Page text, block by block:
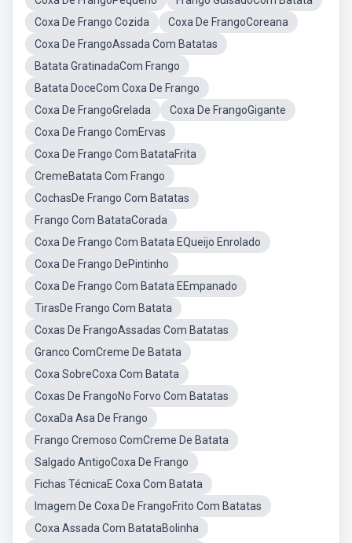
Coxa De Frango Cozida
Coxa De FrangoCoreana
Coxa De FrangoAssada Com Batatas
Batata GratinadaCom Frango
Batata DoceCom Coxa De Frango
Coxa De FrangoGrelada
Coxa De FrangoGigante
Coxa De Frango ComErvas
Coxa De Frango Com BatataFrita
CremeBatata Com Frango
CochasDe Frango Com Batatas
Frango Com BatataCorada
Coxa De Frango Com Batata EQueijo Enrolado
Coxa De Frango DePintinho
Coxa De Frango Com Batata EEmpanado
TirasDe Frango Com Batata
Coxas De FrangoAssadas Com Batatas
Granco ComCreme De Batata
Coxa SobreCoxa Com Batata
Coxas De FrangoNo Forvo Com Batatas
CoxaDa Asa De Frango
Frango Cremoso ComCreme De Batata
Salgado AntigoCoxa De Frango
Fichas TécnicaE Coxa Com Batata
Imagem De Coxa De FrangoFrito Com Batatas
Coxa Assada Com BatataBolinha